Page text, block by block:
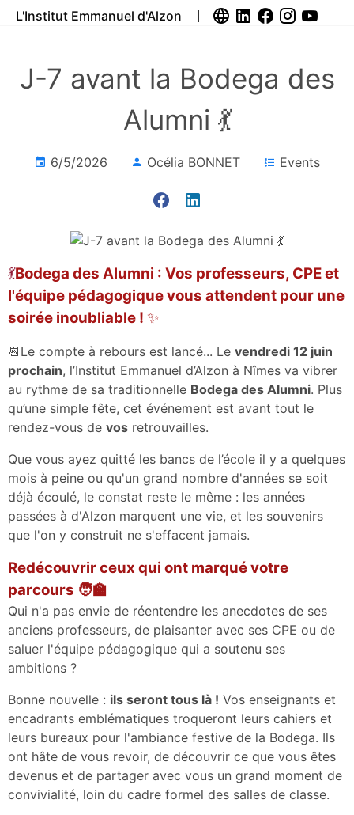
L'Institut Emmanuel d'Alzon
J-7 avant la Bodega des
Alumni 💃
6/5/2026 Océlia BONNET Events
💃Bodega des Alumni : Vos professeurs, CPE et
l'équipe pédagogique vous attendent pour une
soirée inoubliable ! ✨
📆Le compte à rebours est lancé... Le vendredi 12 juin
prochain, l’Institut Emmanuel d’Alzon à Nîmes va vibrer
au rythme de sa traditionnelle Bodega des Alumni. Plus
qu’une simple fête, cet événement est avant tout le
rendez-vous de vosretrouvailles.
Que vous ayez quitté les bancs de l’école il y a quelques
mois à peine ou qu'un grand nombre d'années se soit
déjà écoulé, le constat reste le même : les années
passées à d'Alzon marquent une vie, et les souvenirs
que l'on y construit ne s'effacent jamais.
Redécouvrir ceux qui ont marqué votre
parcours 🧑‍🏫
Qui n'a pas envie de réentendre les anecdotes de ses
anciens professeurs, de plaisanter avec ses CPE ou de
saluer l'équipe pédagogique qui a soutenu ses
ambitions ?
Bonne nouvelle : ils seront tous là ! Vos enseignants et
encadrants emblématiques troqueront leurs cahiers et
leurs bureaux pour l'ambiance festive de la Bodega. Ils
ont hâte de vous revoir, de découvrir ce que vous êtes
devenus et de partager avec vous un grand moment de
convivialité, loin du cadre formel des salles de classe.